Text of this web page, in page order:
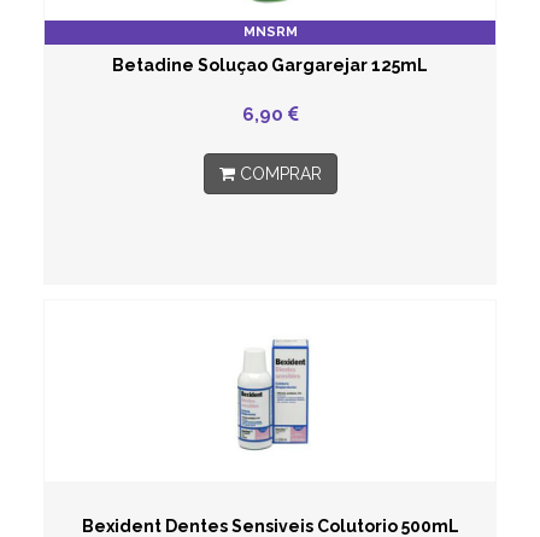
MNSRM
Betadine Soluçao Gargarejar 125mL
6,90
COMPRAR
Bexident Dentes Sensiveis Colutorio 500mL